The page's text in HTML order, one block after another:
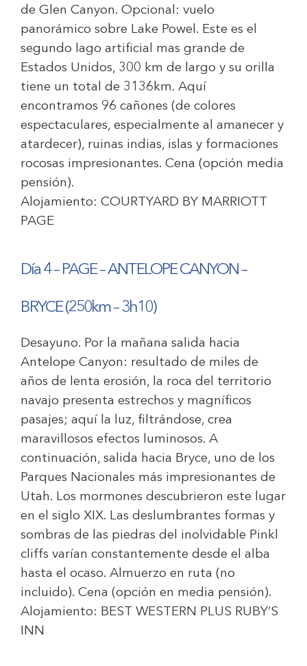
de Glen Canyon. Opcional: vuelo
panorámico sobre Lake Powel. Este es el
segundo lago artificial mas grande de
Estados Unidos, 300 km de largo y su orilla
tiene un total de 3136km. Aquí
encontramos 96 cañones (de colores
espectaculares, especialmente al amanecer y
atardecer), ruinas indias, islas y formaciones
rocosas impresionantes. Cena (opción media
pensión).
Alojamiento: COURTYARD BY MARRIOTT
PAGE
Día 4 – PAGE – ANTELOPE CANYON –
BRYCE (250km – 3h10)
Desayuno. Por la mañana salida hacia
Antelope Canyon: resultado de miles de
años de lenta erosión, la roca del territorio
navajo presenta estrechos y magníficos
pasajes; aquí la luz, filtrándose, crea
maravillosos efectos luminosos. A
continuación, salida hacia Bryce, uno de los
Parques Nacionales más impresionantes de
Utah. Los mormones descubrieron este lugar
en el siglo XIX. Las deslumbrantes formas y
sombras de las piedras del inolvidable Pinkl
cliffs varían constantemente desde el alba
hasta el ocaso. Almuerzo en ruta (no
incluido). Cena (opción en media pensión).
Alojamiento: BEST WESTERN PLUS RUBY’S
INN